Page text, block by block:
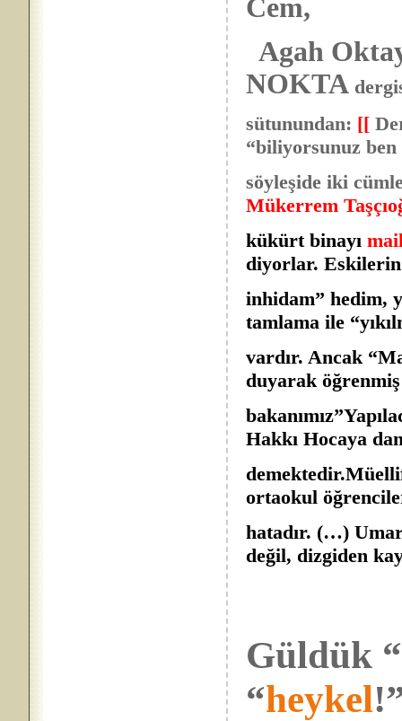
Cem,
Agah
NOKTA
sütunundan: [[
“biliyorsunuz ben
söyleşide iki
Mükerrem
kükürt binayı
diyorlar. Eskilerin
inhidam” hedim,
tamlama ile
vardır. Ancak
duyarak öğrenmiş
Hakkı Hocaya
ortaokul
hatadır. (…)
değil, dizgiden
Güldük “
“heykel